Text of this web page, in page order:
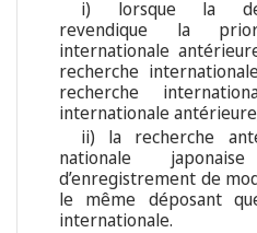
i) lorsque la
revendique la
internationale
recherche
recherche
internationale
ii) la recherche
nationale
d’enregistrement de
le même déposant
internationale.